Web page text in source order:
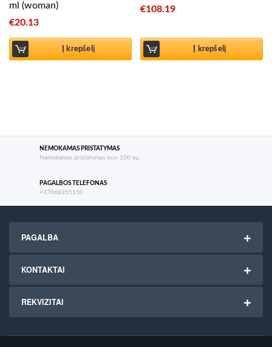
ml (woman)
€20.13
Į krepšelį
€108.19
Į krepšelį
NEMOKAMAS PRISTATYMAS
Nemokamas pristatymas nuo 100 eu.
PAGALBOS TELEFONAS
+37068355550
PAGALBA
KONTAKTAI
REKVIZITAI